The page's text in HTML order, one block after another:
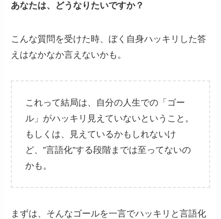
あなたは、どうなりたいですか？
こんな質問を受けた時、ぼく自身ハッキリした答
えはなかなか言えないかも。
これって結局は、自分の人生での「ゴー
ル」がハッキリ見えていないということ。
もしくは、見えているかもしれないけ
ど、”言語化”する段階までは至ってないの
かも。
まずは、そんなゴールを一言でハッキリと言語化